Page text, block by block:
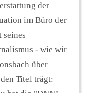
der
im Büro der
- wie wir
über
Titel trägt: